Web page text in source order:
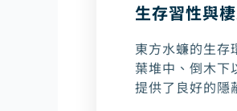
生存習性與
東方水蠊的生存
葉堆中、倒木下
提供了良好的隱